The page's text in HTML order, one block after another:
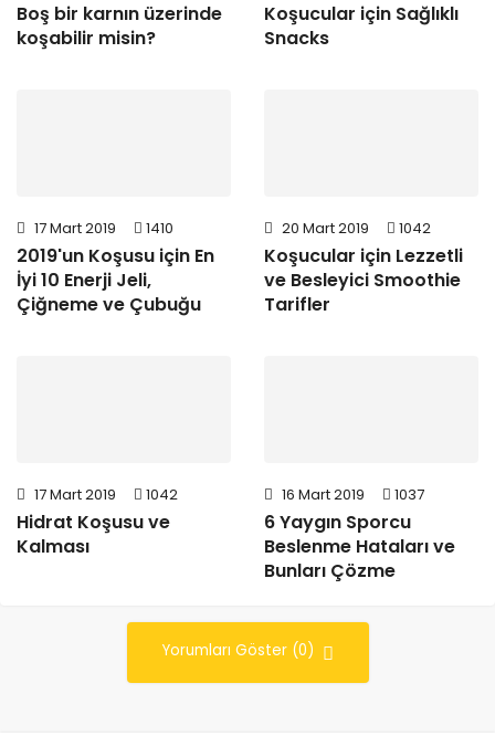
Boş bir karnın üzerinde
koşabilir misin?
Koşucular için Sağlıklı
Snacks
17 Mart 2019 1410
2019'un Koşusu için En
İyi 10 Enerji Jeli,
Çiğneme ve Çubuğu
20 Mart 2019 1042
Koşucular için Lezzetli
ve Besleyici Smoothie
Tarifler
17 Mart 2019 1042
Hidrat Koşusu ve
Kalması
16 Mart 2019 1037
6 Yaygın Sporcu
Beslenme Hataları ve
Bunları Çözme
Yorumları Göster (0)